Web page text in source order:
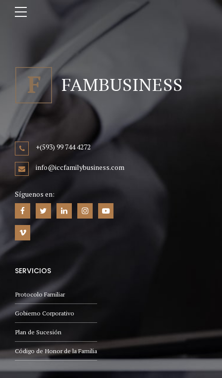
+(593) 99 744 4272
info@iccfamilybusiness.com
Síguenos en:
SERVICIOS
Protocolo Familiar
Gobierno Corporativo
Plan de Sucesión
Código de Honor de la Familia